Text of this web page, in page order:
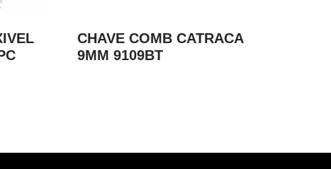
CHAVE COMB CATRACA
9MM 9109BT